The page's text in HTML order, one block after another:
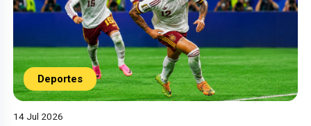
Deportes
14 Jul 2026